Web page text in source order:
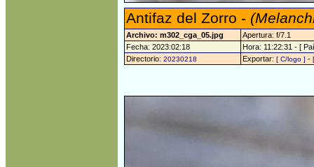
Antifaz del Zorro -
Archivo: m302_cga_05.jpg
Apertura: f/7.1
Fecha: 2023:02:18
Hora: 11:22:31 - [
Directorio: 20230218 Exportar: [ C/logo ] -